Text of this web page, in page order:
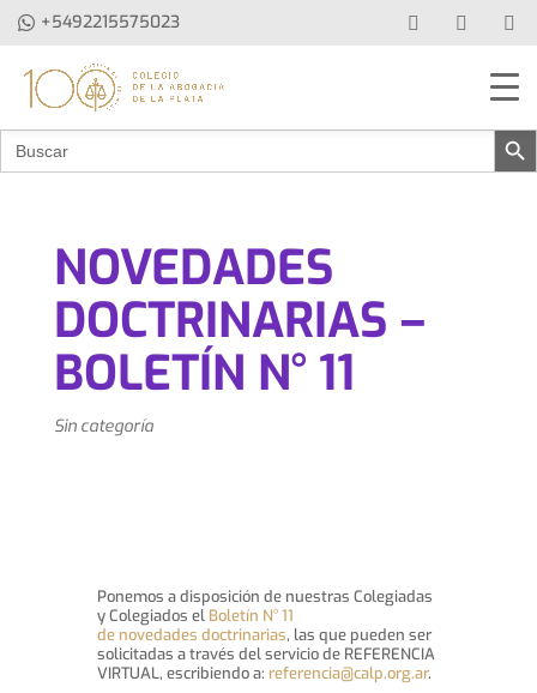
+5492215575023
Buscar: Botón de
NOVEDADES
DOCTRINARIAS –
BOLETÍN N° 11
Sin categoría
Ponemos a disposición de nuestras Colegiadas
y Colegiados el Boletín N° 11
de novedades doctrinarias, las que pueden ser
solicitadas a través del servicio de REFERENCIA
VIRTUAL, escribiendo a: referencia@calp.org.ar.